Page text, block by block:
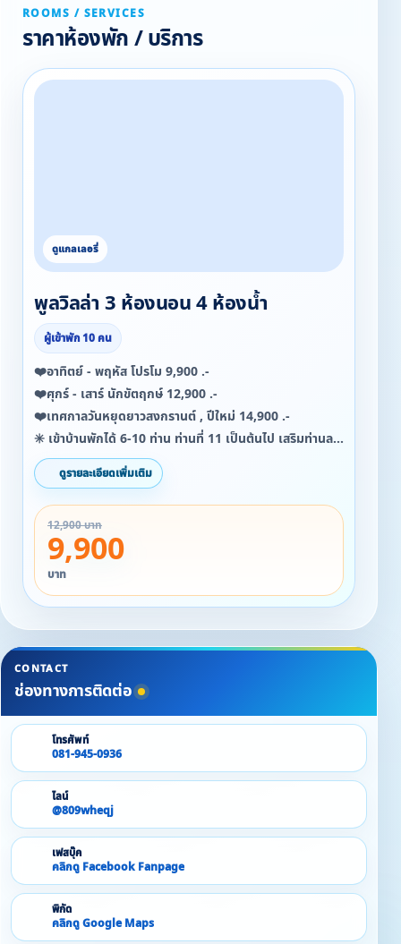
ROOMS / SERVICES
ราคาห้องพัก / บริการ
พูลวิลล่า 3 ห้องนอน 4 ห้องน้ำ
ผู้เข้าพัก 10 คน
❤️อาทิตย์ - พฤหัส โปรโม 9,900 .-
❤️ศุกร์ - เสาร์ นักขัตฤกษ์ 12,900 .-
❤️เทศกาลวันหยุดยาวสงกรานต์ , ปีใหม่ 14,900 .-
✳️ เข้าบ้านพักได้ 6-10 ท่าน ท่านที่ 11 เป็นต้นไป เสริมท่านละ
500 .- สูงสุด 15 ท่าน
✳️ เด็กไม่เกิน 6 ขวบ เข้าพักฟรีหากใช้เตียงที่มีอยู่แล้ว
ดูรายละเอียดเพิ่มเติม
12,900 บาท
9,900
บาท
CONTACT
ช่องทางการติดต่อ
โทรศัพท์
081-945-0936
ไลน์
@809wheqj
เฟสบุ๊ค
คลิกดู Facebook Fanpage
พิกัด
คลิกดู Google Maps